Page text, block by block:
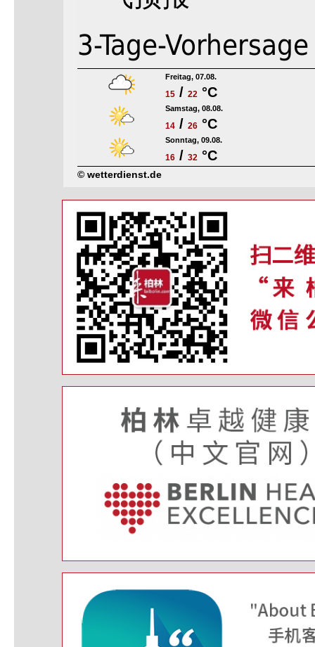
3-Tage-Vorhersage
Freitag, 07.08.
15 / 22 °C
Samstag, 08.08.
14 / 26 °C
Sonntag, 09.08.
16 / 32 °C
© wetterdienst.de